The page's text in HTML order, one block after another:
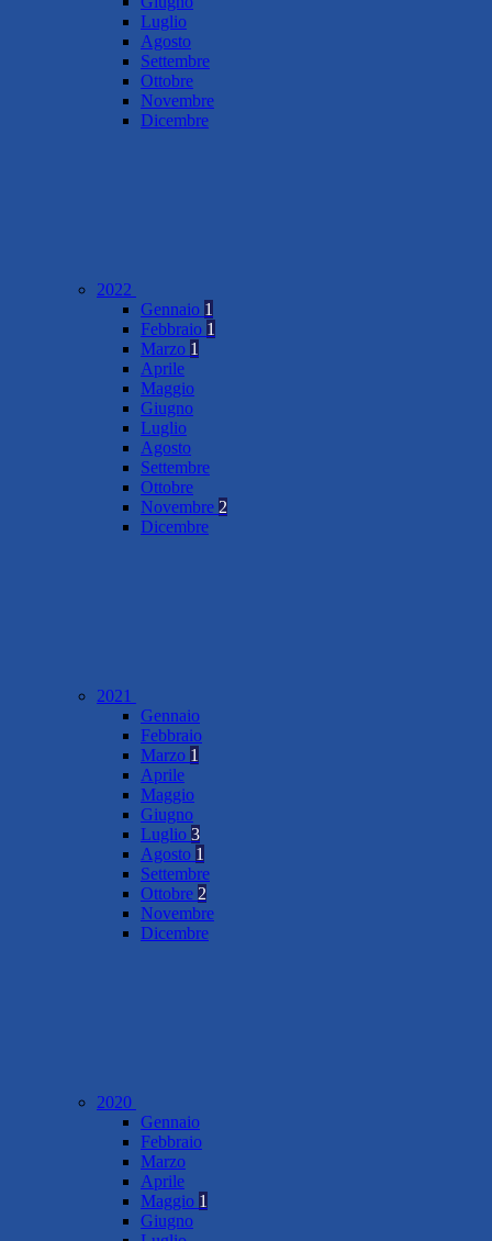
Luglio
Agosto
Settembre
Ottobre
Novembre
Dicembre
2022
Gennaio 1
Febbraio 1
Marzo 1
Aprile
Maggio
Giugno
Luglio
Agosto
Settembre
Ottobre
Novembre 2
Dicembre
2021
Gennaio
Febbraio
Marzo 1
Aprile
Maggio
Giugno
Luglio 3
Agosto 1
Settembre
Ottobre 2
Novembre
Dicembre
2020
Gennaio
Febbraio
Marzo
Aprile
Maggio 1
Giugno